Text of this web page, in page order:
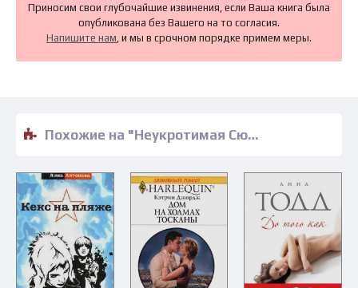
Приносим свои глубочайшие извинения, если Ваша книга была
опубликована без Вашего на то согласия.
Напишите нам, и мы в срочном порядке примем меры.
Похожие на "Неукротимая Сюзи - Луиза Башельери" книги читать бесплатно полные версии